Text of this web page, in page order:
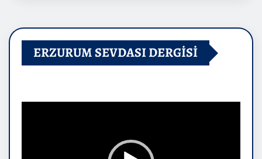
ERZURUM SEVDASI DERGİSİ